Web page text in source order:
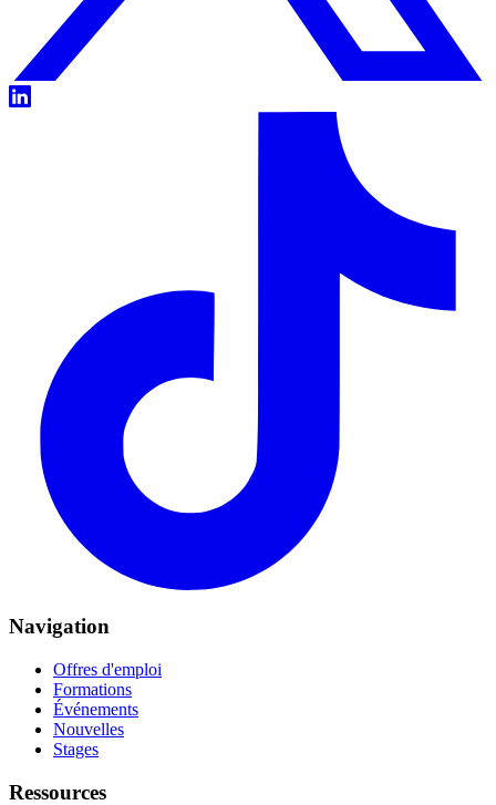
Navigation
Offres d'emploi
Formations
Événements
Nouvelles
Stages
Ressources